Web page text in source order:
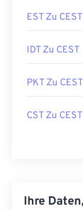
EST Zu CEST
IDT Zu CEST
PKT Zu CEST
CST Zu CEST
Ihre